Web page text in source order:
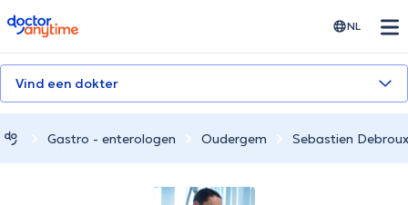
doctoranytime NL
Vind een dokter
Gastro - enterologen Oudergem Sebastien Debroux